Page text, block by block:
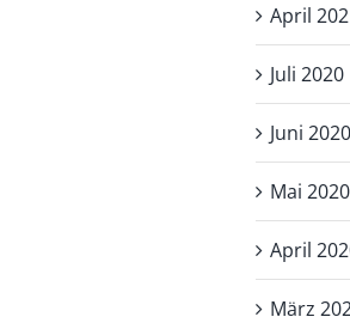
April
Juli 2020
Juni 2020
Mai 2020
April
März